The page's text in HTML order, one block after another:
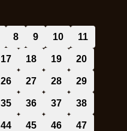
8 9 10 11
17 18 19 20
26 27 28 29
35 36 37 38
44 45 46 47